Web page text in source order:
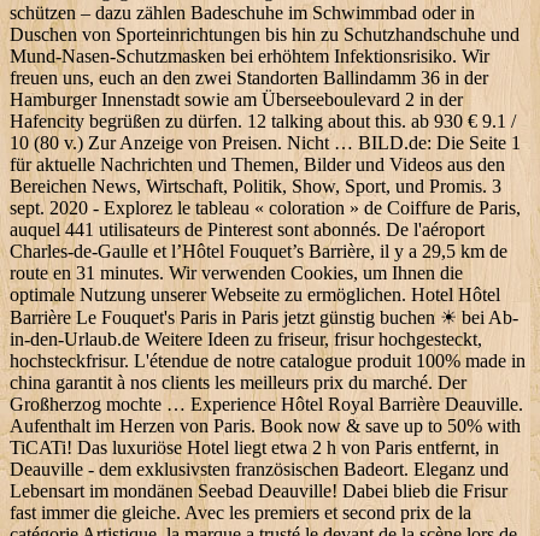
schützen – dazu zählen Badeschuhe im Schwimmbad oder in
Duschen von Sporteinrichtungen bis hin zu Schutzhandschuhe und
Mund-Nasen-Schutzmasken bei erhöhtem Infektionsrisiko. Wir
freuen uns, euch an den zwei Standorten Ballindamm 36 in der
Hamburger Innenstadt sowie am Überseeboulevard 2 in der
Hafencity begrüßen zu dürfen. 12 talking about this. ab 930 € 9.1 /
10 (80 v.) Zur Anzeige von Preisen. Nicht … BILD.de: Die Seite 1
für aktuelle Nachrichten und Themen, Bilder und Videos aus den
Bereichen News, Wirtschaft, Politik, Show, Sport, und Promis. 3
sept. 2020 - Explorez le tableau « coloration » de Coiffure de Paris,
auquel 441 utilisateurs de Pinterest sont abonnés. De l'aéroport
Charles-de-Gaulle et l’Hôtel Fouquet’s Barrière, il y a 29,5 km de
route en 31 minutes. Wir verwenden Cookies, um Ihnen die
optimale Nutzung unserer Webseite zu ermöglichen. Hotel Hôtel
Barrière Le Fouquet's Paris in Paris jetzt günstig buchen ☀ bei Ab-
in-den-Urlaub.de Weitere Ideen zu friseur, frisur hochgesteckt,
hochsteckfrisur. L'étendue de notre catalogue produit 100% made in
china garantit à nos clients les meilleurs prix du marché. Der
Großherzog mochte … Experience Hôtel Royal Barrière Deauville.
Aufenthalt im Herzen von Paris. Book now & save up to 50% with
TiCATi! Das luxuriöse Hotel liegt etwa 2 h von Paris entfernt, in
Deauville - dem exklusivsten französischen Badeort. Eleganz und
Lebensart im mondänen Seebad Deauville! Dabei blieb die Frisur
fast immer die gleiche. Avec les premiers et second prix de la